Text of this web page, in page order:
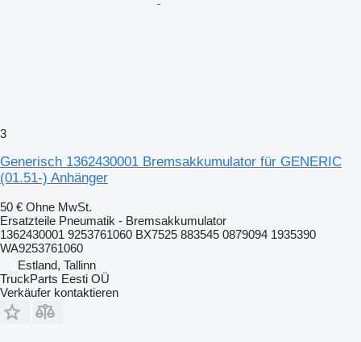
3
Generisch 1362430001 Bremsakkumulator für GENERIC
(01.51-) Anhänger
50 € Ohne MwSt.
Ersatzteile Pneumatik - Bremsakkumulator
1362430001 9253761060 BX7525 883545 0879094 1935390
WA9253761060
Estland, Tallinn
TruckParts Eesti OÜ
Verkäufer kontaktieren